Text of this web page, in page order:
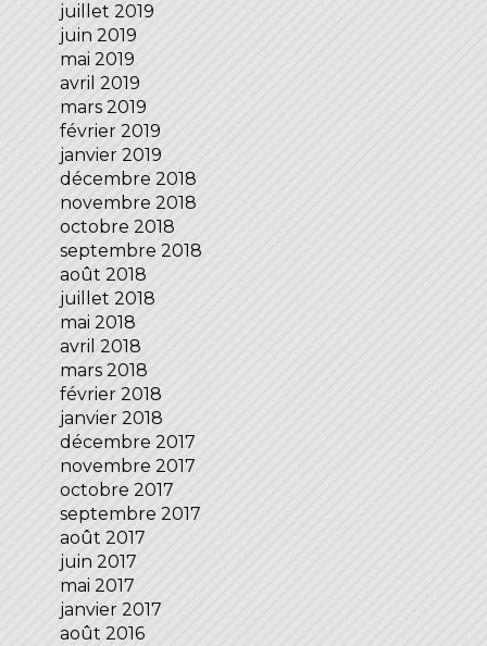
juillet 2019
juin 2019
mai 2019
avril 2019
mars 2019
février 2019
janvier 2019
décembre 2018
novembre 2018
octobre 2018
septembre 2018
août 2018
juillet 2018
mai 2018
avril 2018
mars 2018
février 2018
janvier 2018
décembre 2017
novembre 2017
octobre 2017
septembre 2017
août 2017
juin 2017
mai 2017
janvier 2017
août 2016